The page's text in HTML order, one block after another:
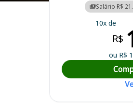
Curso Preparatório para o Concurso SMF
Salário R$
10x de
R$
ou R$